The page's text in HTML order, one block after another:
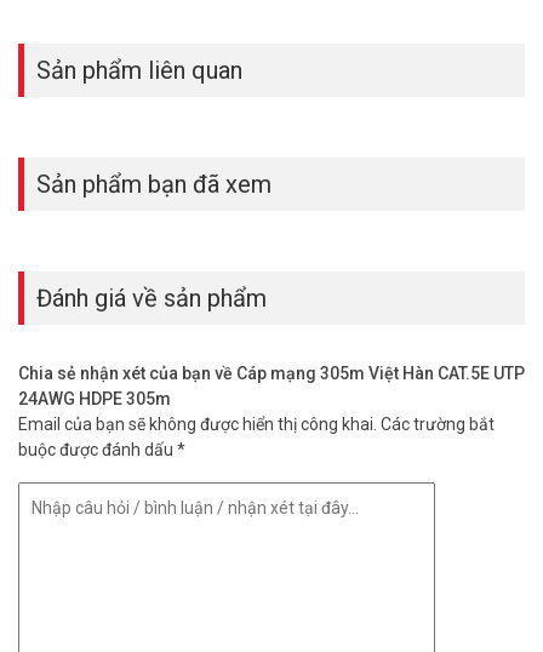
– Ruột dẫn 24AWG/4PRS
– Vật liệu: Cu 99,9 %
– Cách nhiệt: Màng PS
– Chiều dài: 305m/cuộn.
– Công nghệ Hàn Quốc.
Đặt mua hàng Online ngay hôm nay để được hỗ trợ giá tốt nhất.
Tham khảo thêm thông tin tạiFacebook Vuhoangtelecom
Sản phẩm liên quan
Sản phẩm bạn đã xem
Đánh giá về sản phẩm
Chia sẻ nhận xét của bạn về Cáp mạng 305m Việt Hàn CAT.5E UTP
24AWG HDPE 305m
Email của bạn sẽ không được hiển thị công khai. Các trường bắt
buộc được đánh dấu *